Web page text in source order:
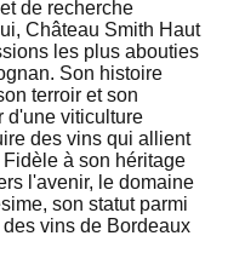
de recherche
Château Smith Haut
les plus abouties
Son histoire
terroir et son
d'une viticulture
des vins qui allient
à son héritage
l'avenir, le domaine
son statut parmi
vins de Bordeaux